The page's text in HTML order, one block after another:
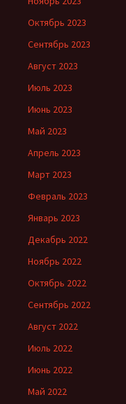
Октябрь 2023
Сентябрь 2023
Август 2023
Июль 2023
Июнь 2023
Май 2023
Апрель 2023
Март 2023
Февраль 2023
Январь 2023
Декабрь 2022
Ноябрь 2022
Октябрь 2022
Сентябрь 2022
Август 2022
Июль 2022
Июнь 2022
Май 2022